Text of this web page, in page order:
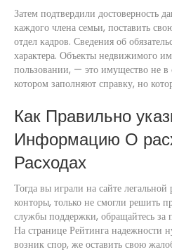
Затем подтвердили достоверность
каждого члена семьи, поставить
отдел кадров. Сведения об
характера. Объекты недвижимого
пользовании, — это имущество не в
котором заполняют справку, но
Как Правильно
Информацию О
Расходах
Тогда вы играли на сайте легальной
конторы, только не смогли решить
службы поддержки, обращайтесь
На странице Рейтинга надежности
возник спор, же оставить свою